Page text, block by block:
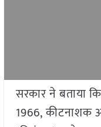
सरकार ने बताया
1966, कीटनाशक